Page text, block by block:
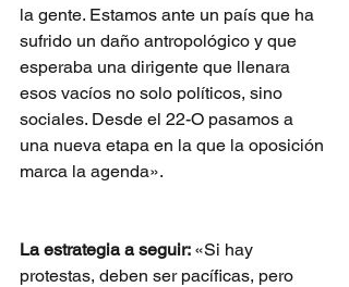
la gente. Estamos ante un país que ha
sufrido un daño antropológico y que
esperaba una dirigente que llenara
esos vacíos no solo políticos, sino
sociales. Desde el 22-O pasamos a
una nueva etapa en la que la oposición
marca la agenda».
La estrategia a seguir: «Si hay
protestas, deben ser pacíficas, pero